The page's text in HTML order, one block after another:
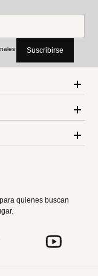
Suscribirse
quienes buscan